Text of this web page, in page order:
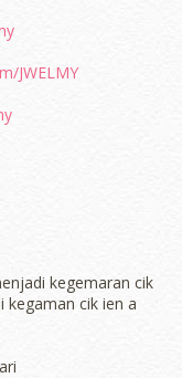
JWELMY
kegemaran cik
kegaman cik ien a